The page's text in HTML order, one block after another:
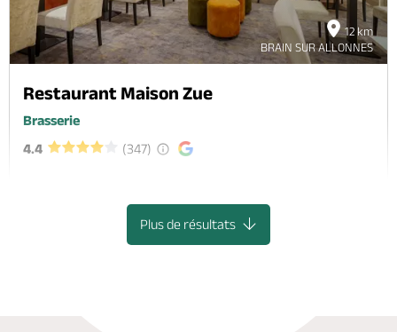
12 km
BRAIN SUR ALLONNES
Restaurant Maison Zue
Brasserie
4.4
(347)
Plus de résultats